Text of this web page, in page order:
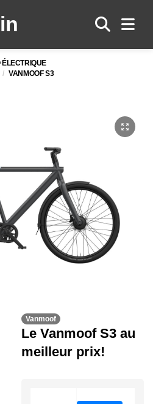
ÉLECTRIQUE
VANMOOF S3
Vanmoof
Le Vanmoof S3 au
meilleur prix!